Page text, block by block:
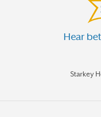
Hear
Starkey